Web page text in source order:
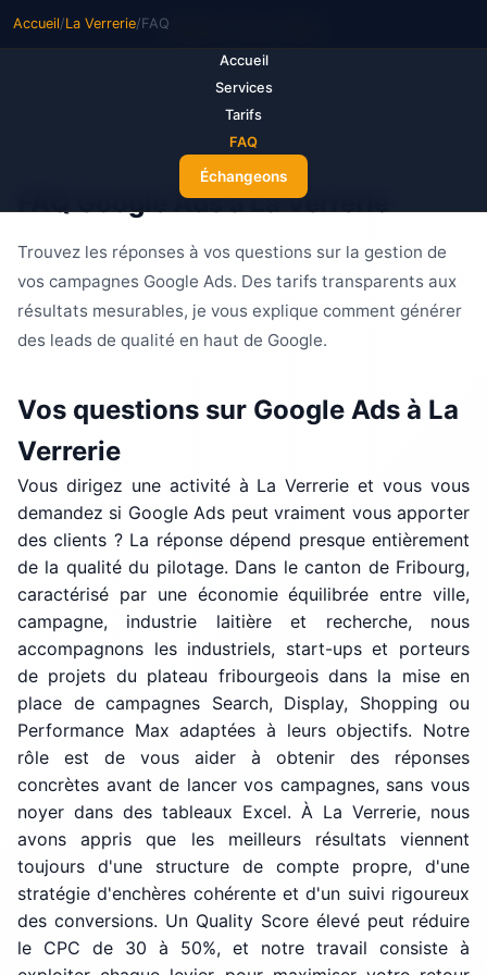
M
Accueil
Services
Tarifs
FAQ
Échangeons
Accueil/La Verrerie/FAQ
FAQ Google Ads à La Verrerie
Trouvez les réponses à vos questions sur la gestion de
vos campagnes Google Ads. Des tarifs transparents aux
résultats mesurables, je vous explique comment générer
des leads de qualité en haut de Google.
Vos questions sur Google Ads à La
Verrerie
Vous dirigez une activité à La Verrerie et vous vous
demandez si Google Ads peut vraiment vous apporter
des clients ? La réponse dépend presque entièrement
de la qualité du pilotage. Dans le canton de Fribourg,
caractérisé par une économie équilibrée entre ville,
campagne, industrie laitière et recherche, nous
accompagnons les industriels, start-ups et porteurs
de projets du plateau fribourgeois dans la mise en
place de campagnes Search, Display, Shopping ou
Performance Max adaptées à leurs objectifs. Notre
rôle est de vous aider à obtenir des réponses
concrètes avant de lancer vos campagnes, sans vous
noyer dans des tableaux Excel. À La Verrerie, nous
avons appris que les meilleurs résultats viennent
toujours d'une structure de compte propre, d'une
stratégie d'enchères cohérente et d'un suivi rigoureux
des conversions. Un Quality Score élevé peut réduire
le CPC de 30 à 50%, et notre travail consiste à